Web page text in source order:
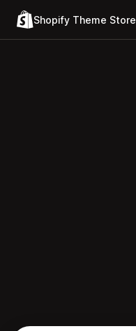
Shopify Theme Store